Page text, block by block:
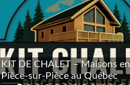
KIT DE CHALET – Maisons en
Pièce-sur-Pièce au Québec